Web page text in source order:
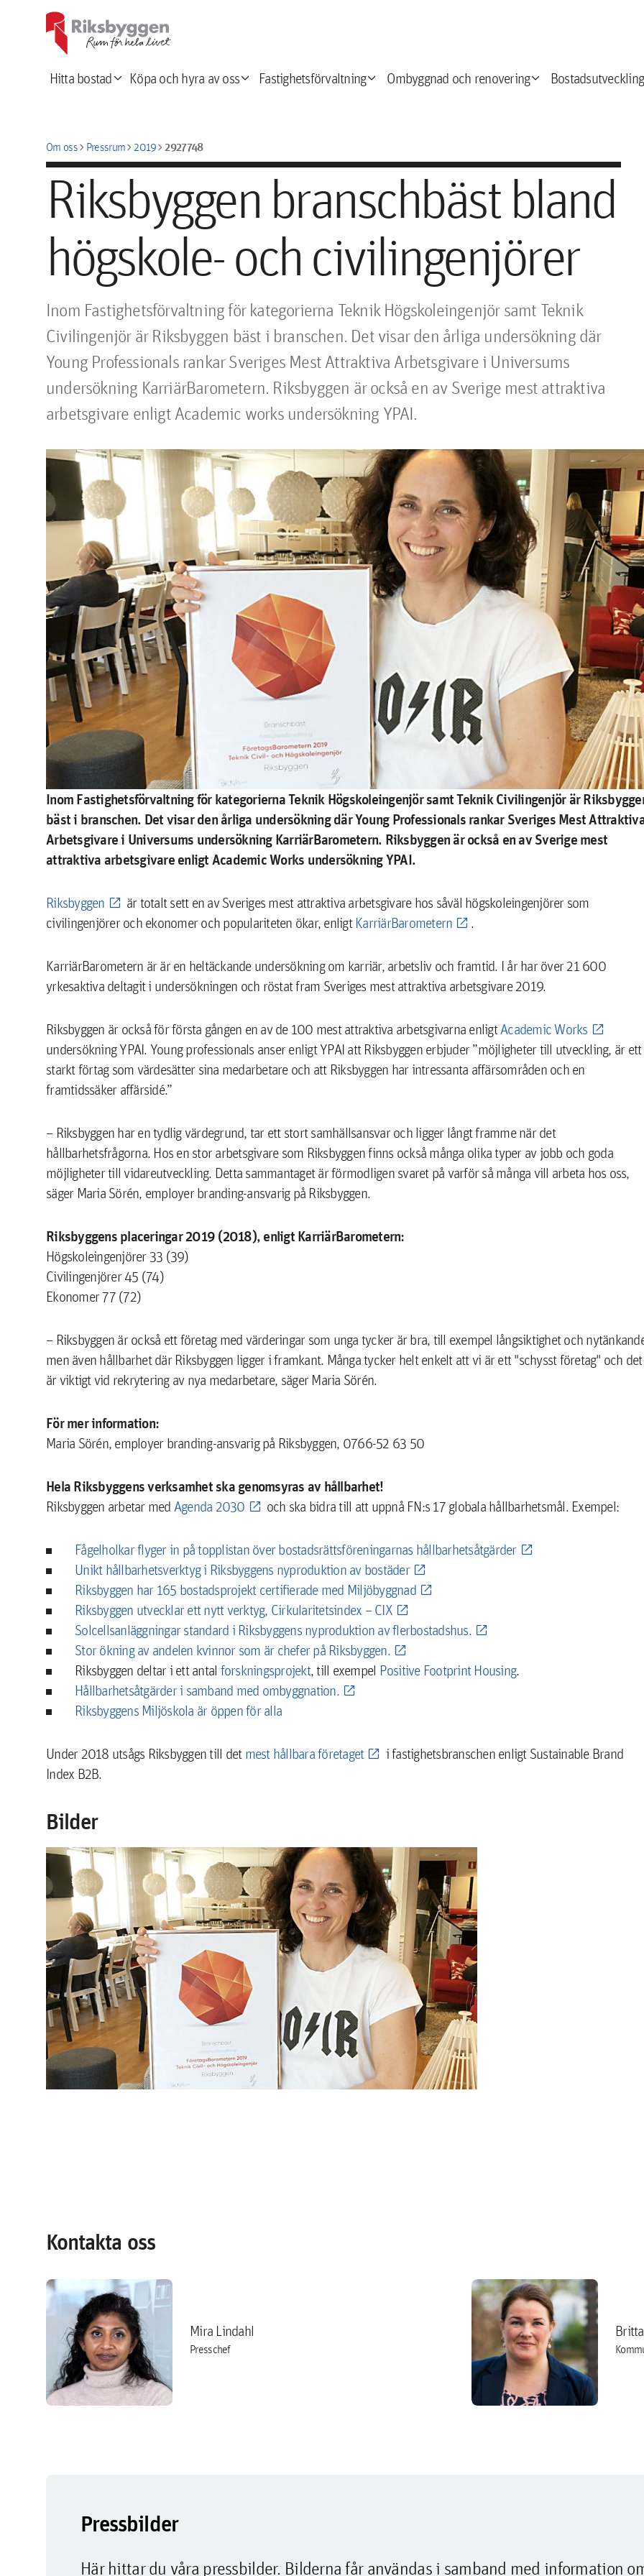
Hitta bostadexpand_more Köpa och hyra av ossexpand_more Fastighetsförvaltningexpand_more Ombyggnad och renoveringexpand_more Bostadsutveckling
Om osschevron_rightPressrumchevron_right2019chevron_right2927748
Riksbyggen branschbäst bland
högskole- och civilingenjörer
Inom Fastighetsförvaltning för kategorierna Teknik Högskoleingenjör samt Teknik
Civilingenjör är Riksbyggen bäst i branschen. Det visar den årliga undersökning där
Young Professionals rankar Sveriges Mest Attraktiva Arbetsgivare i Universums
undersökning KarriärBarometern. Riksbyggen är också en av Sverige mest attraktiva
Inom Fastighetsförvaltning för kategorierna Teknik Högskoleingenjör samt Teknik Civilingenjör är
bäst i branschen. Det visar den årliga undersökning där Young Professionals rankar Sveriges Mest
Arbetsgivare i Universums undersökning KarriärBarometern. Riksbyggen är också en av Sverige mest
attraktiva arbetsgivare enligt Academic Works undersökning YPAI.
Riksbyggen
är totalt sett en av Sveriges mest attraktiva arbetsgivare hos såväl högskoleingenjörer som
civilingenjörer och ekonomer och populariteten ökar, enligt KarriärBarometern .
KarriärBarometern är är en heltäckande undersökning om karriär, arbetsliv och framtid. I år har över 21 600
yrkesaktiva deltagit i undersökningen och röstat fram Sveriges mest attraktiva arbetsgivare 2019.
Riksbyggen är också för första gången en av de 100 mest attraktiva arbetsgivarna enligtAcademic Works
undersökning YPAI. Young professionals anser enligt YPAI att Riksbyggen erbjuder ”möjligheter till utveckling, är ett
starkt förtag som värdesätter sina medarbetare och att Riksbyggen har intressanta affärsområden och en
framtidssäker affärsidé.”
– Riksbyggen har en tydlig värdegrund, tar ett stort samhällsansvar och ligger långt framme när det
hållbarhetsfrågorna. Hos en stor arbetsgivare som Riksbyggen finns också många olika typer av jobb och goda
möjligheter till vidareutveckling. Detta sammantaget är förmodligen svaret på varför så många vill arbeta hos oss,
säger Maria Sörén, employer branding-ansvarig på Riksbyggen.
Riksbyggens placeringar 2019 (2018), enligt KarriärBarometern:
Högskoleingenjörer 33 (39)
Civilingenjörer 45 (74)
Ekonomer 77 (72)
– Riksbyggen är också ett företag med värderingar som unga tycker är bra, till exempel långsiktighet och
men även hållbarhet där Riksbyggen ligger i framkant. Många tycker helt enkelt att vi är ett "schysst företag" och det
är viktigt vid rekrytering av nya medarbetare, säger Maria Sörén.
För mer information:
Maria Sörén, employer branding-ansvarig på Riksbyggen, 0766-52 63 50
Hela Riksbyggens verksamhet ska genomsyras av hållbarhet!
Riksbyggen arbetar med Agenda 2030 och ska bidra till att uppnå FN:s 17 globala hållbarhetsmål. Exempel:
Fågelholkar flyger in på topplistan över bostadsrättsföreningarnas hållbarhetsåtgärder
Unikt hållbarhetsverktyg i Riksbyggens nyproduktion av bostäder
Riksbyggen har 165 bostadsprojekt certifierade med Miljöbyggnad
Riksbyggen utvecklar ett nytt verktyg, Cirkularitetsindex – CIX
Solcellsanläggningar standard i Riksbyggens nyproduktion av flerbostadshus.
Stor ökning av andelen kvinnor som är chefer på Riksbyggen.
Riksbyggen deltar i ett antal forskningsprojekt, till exempel Positive Footprint Housing.
Hållbarhetsåtgärder i samband med ombyggnation.
Riksbyggens Miljöskola är öppen för alla
Under 2018 utsågs Riksbyggen till det mest hållbara företaget
i fastighetsbranschen enligt Sustainable Brand
Index B2B.
Bilder
Kontakta oss
Mira Lindahl
Presschef
Pressbilder
Här hittar du våra pressbilder. Bilderna får användas i samband med information